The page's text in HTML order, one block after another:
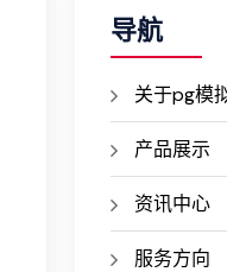
导航
关于pg模
产品展示
资讯中心
服务方向